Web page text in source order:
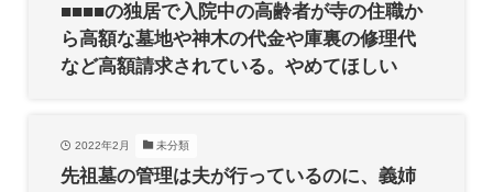
■■■■の独居で入院中の高齢者が寺の住職か
ら高額な墓地や神木の代金や庫裏の修理代
など高額請求されている。やめてほしい
2022年2月 未分類
先祖墓の管理は夫が行っているのに、義姉